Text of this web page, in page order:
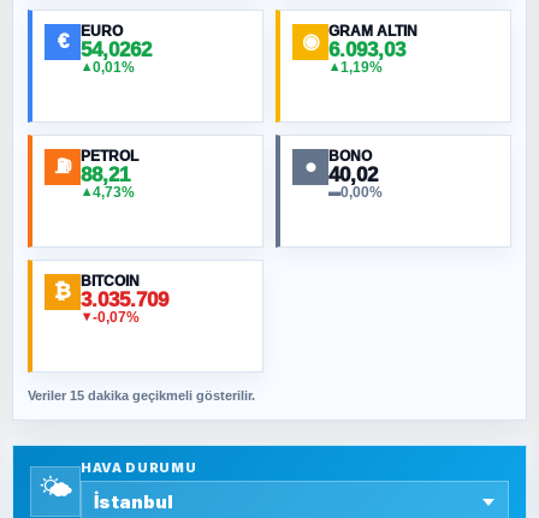
MURAT ÖZKAN
NURETTIN BÖLÜK
ORHAN KILIÇOĞLU
Fahişeye beyinli bir müstevli alçağına
SAVAŞ ŞAHİN
SEYFULLAH ÇİÇEK
€ EURO
54,0262
▲0,01%
◉ GRAM ALTIN
6.093,03
▲1,19%
⛽ PETROL
88,21
▲4,73%
● BONO
40,02
▬0,00%
₿ BITCOIN
3.035.709
▼-0,07%
Veriler 15 dakika geçikmeli gösterilir.
🌤️
HAVA DURUMU